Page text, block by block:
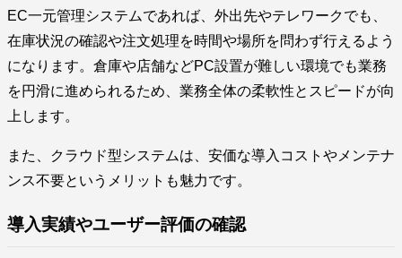
EC一元管理システムであれば、外出先やテレワークでも、
在庫状況の確認や注文処理を時間や場所を問わず行えるよう
になります。倉庫や店舗などPC設置が難しい環境でも業務
を円滑に進められるため、業務全体の柔軟性とスピードが向
上します。
また、クラウド型システムは、安価な導入コストやメンテナ
ンス不要というメリットも魅力です。
導入実績やユーザー評価の確認